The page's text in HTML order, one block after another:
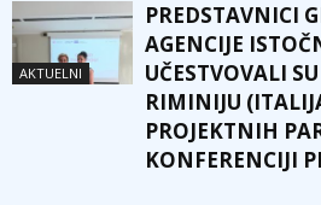
AKTUELNI
PREDSTAVNICI
AGENCIJE
UČESTVOVALI
RIMINIJU
PROJEKTNIH
KONFERENCIJI